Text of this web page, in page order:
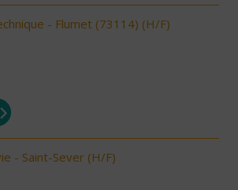
- Flumet (73114) (H/F)
- Saint-Sever (H/F)